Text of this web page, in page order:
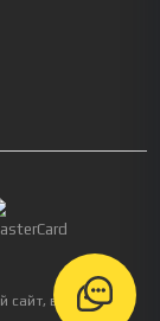
все права